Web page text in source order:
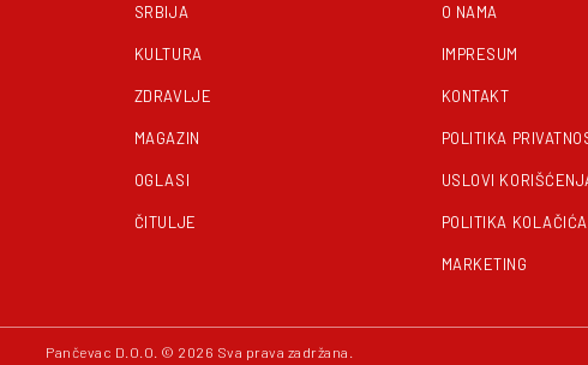
SRBIJA
KULTURA
ZDRAVLJE
MAGAZIN
OGLASI
ČITULJE
O NAMA
IMPRESUM
KONTAKT
POLITIKA
USLOVI
POLITIKA
MARKETING
Pančevac D.O.O. © 2026 Sva prava zadržana.